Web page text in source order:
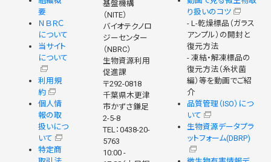
要
ＮＢＲＣ
について
当サイト
について
利用規
約
個人情
報の取
扱いにつ
いて
特定商
基盤機構
（NITE）
バイオテクノロ
ジーセンター
（NBRC）
生物資源利用
促進課
〒292-0818
千葉県木更津
市かずさ鎌足
2-5-8
TEL：0438-20-
5763
10:00 -
り扱いのコツ
- L-乾燥標品（ガラス
アンプル）の開封と
復元方法
- 凍結・解凍標品の
復元方法（糸状菌
編）等を動画でご紹
介
品質管理（ISO）につ
いて
生物資源データプラ
ットフォーム(DBRP)